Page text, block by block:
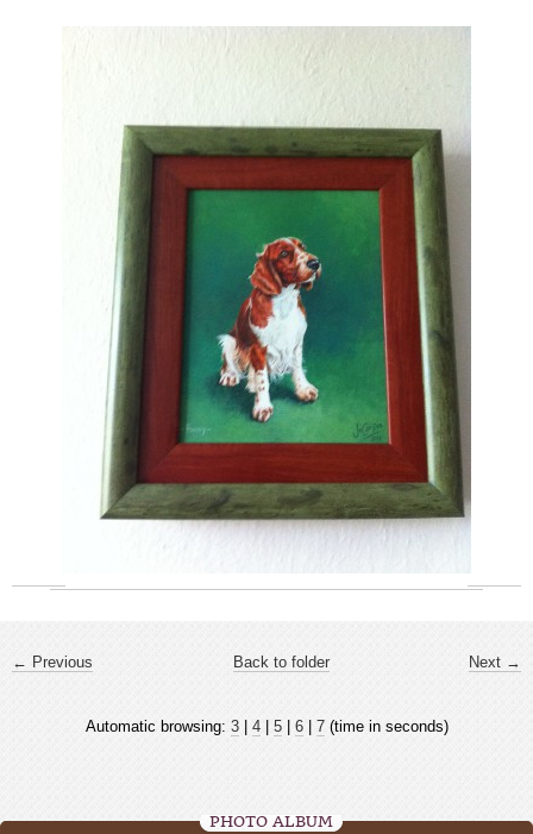
← Previous Next →
Back to folder
Automatic browsing: 3| 4| 5| 6| 7(time in seconds)
PHOTO ALBUM